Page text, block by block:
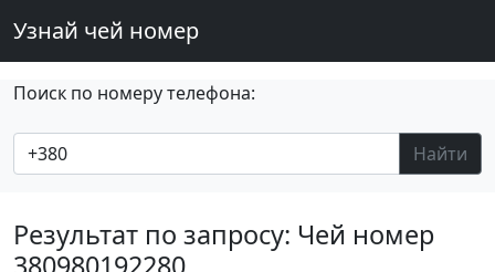
Узнай чей номер
Поиск по номеру телефона:
Найти
Результат по запросу: Чей номер